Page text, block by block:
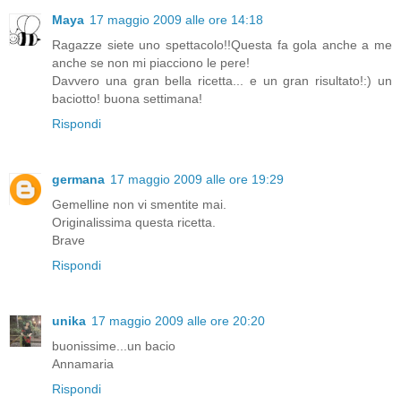
Maya 17 maggio 2009 alle ore 14:18
Ragazze siete uno spettacolo!!Questa fa gola anche a me
anche se non mi piacciono le pere!
Davvero una gran bella ricetta... e un gran risultato!:) un
baciotto! buona settimana!
Rispondi
germana 17 maggio 2009 alle ore 19:29
Gemelline non vi smentite mai.
Originalissima questa ricetta.
Brave
Rispondi
unika 17 maggio 2009 alle ore 20:20
buonissime...un bacio
Annamaria
Rispondi